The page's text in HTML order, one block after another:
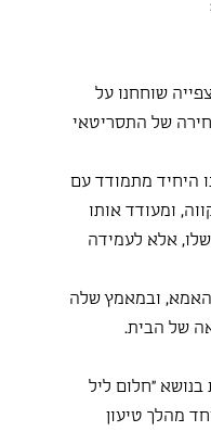
שוחחנו על
של התסריטאי
היחיד מתמודד עם
ומעודד אותו
שלו, אלא לעמידה
האמא, ובמאמץ שלה
של הבית.
״חלום ליל
מהלך טיעון